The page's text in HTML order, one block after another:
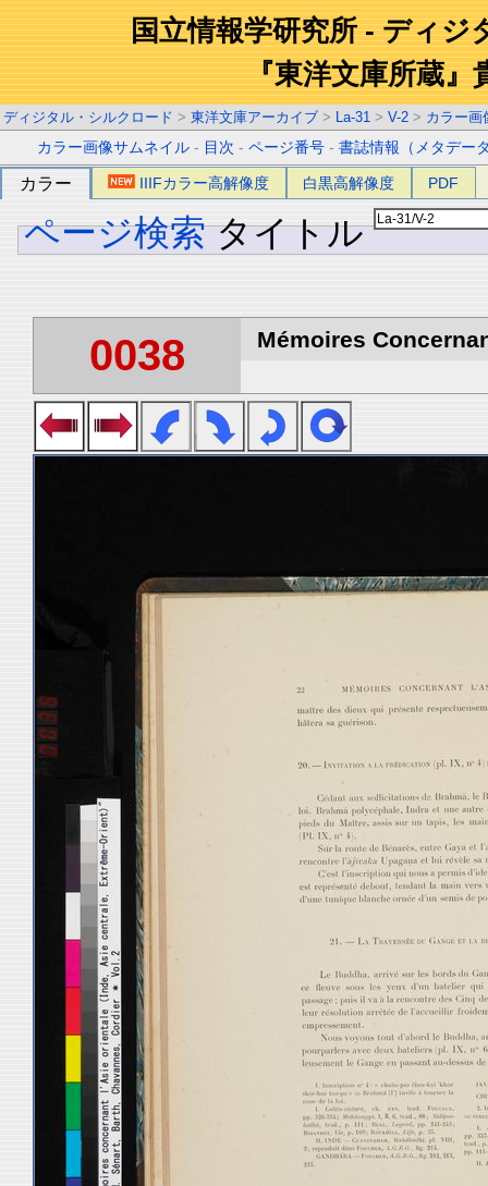
国立情報学研究所 - ディジ
『東洋文庫所蔵』
ディジタル・シルクロード > 東洋文庫アーカイブ > La-31 > V-2 > カラー画
カラー画像サムネイル - 目次 -ページ番号 -書誌情報（メタデー
カラー IIIFカラー高解像度 白黒高解像度 PDF
ページ検索 タイトル
0038 Mémoires